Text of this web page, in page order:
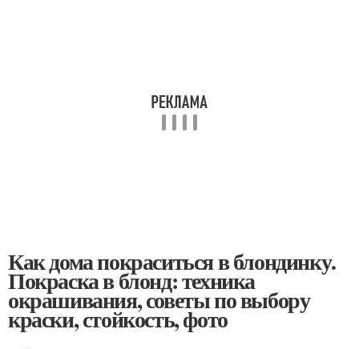
Как дома покраситься в блондинку.
Покраска в блонд: техника
окрашивания, советы по выбору
краски, стойкость, фото